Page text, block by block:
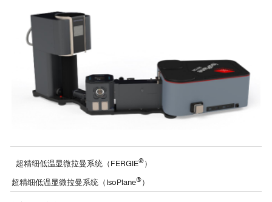
超精细低温显微拉曼系统（FERGIE®）
超精细低温显微拉曼系统（IsoPlane®）
单层石墨烯的2D能带拉曼峰位随温度升高向低能量端移动（5K-300K）